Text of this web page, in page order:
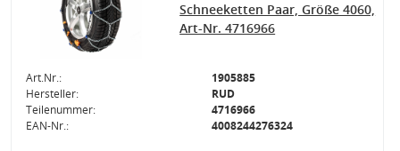
Schneeketten Paar, Größe 4060,
Art-Nr. 4716966
Art.Nr.:
1905885
Hersteller:
RUD
Teilenummer:
4716966
EAN-Nr.:
4008244276324